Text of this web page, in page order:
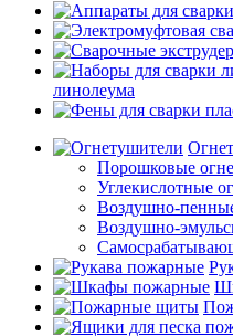
линолеума
Порошковые
Углекислотные
Воздушно-
Воздушно-